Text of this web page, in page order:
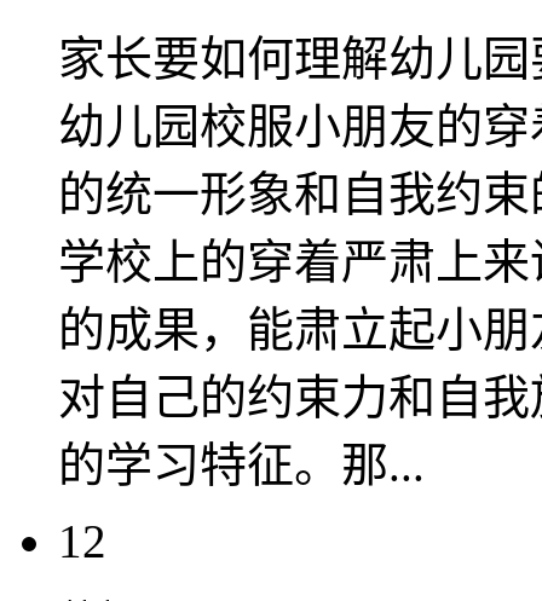
家长要如何理解幼儿
幼儿园校服小朋友的
的统一形象和自我约
学校上的穿着严肃上
的成果，能肃立起小
对自己的约束力和自
的学习特征。那...
12